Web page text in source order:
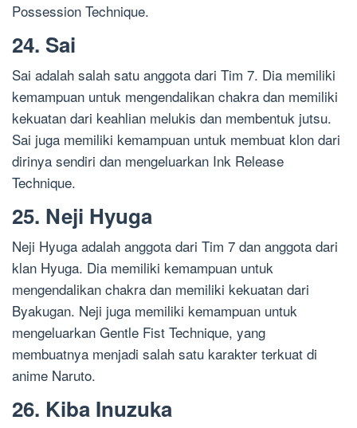
Possession Technique.
24. Sai
Sai adalah salah satu anggota dari Tim 7. Dia memiliki
kemampuan untuk mengendalikan chakra dan memiliki
kekuatan dari keahlian melukis dan membentuk jutsu.
Sai juga memiliki kemampuan untuk membuat klon dari
dirinya sendiri dan mengeluarkan Ink Release
Technique.
25. Neji Hyuga
Neji Hyuga adalah anggota dari Tim 7 dan anggota dari
klan Hyuga. Dia memiliki kemampuan untuk
mengendalikan chakra dan memiliki kekuatan dari
Byakugan. Neji juga memiliki kemampuan untuk
mengeluarkan Gentle Fist Technique, yang
membuatnya menjadi salah satu karakter terkuat di
anime Naruto.
26. Kiba Inuzuka